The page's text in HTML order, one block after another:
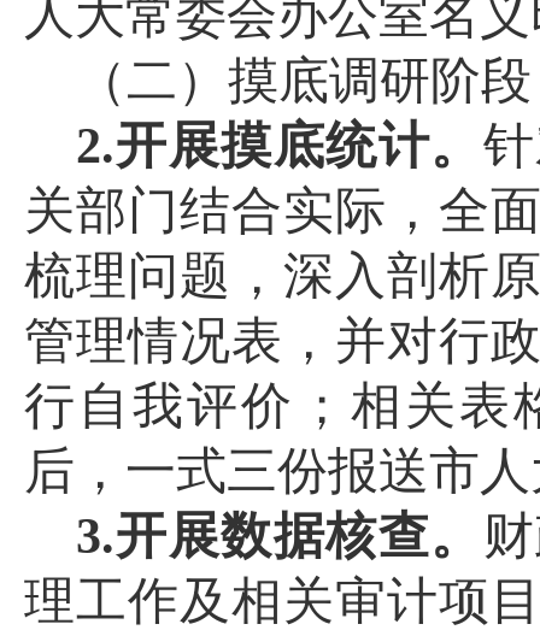
人大常委会办公室名
（二） 摸底调研阶
2.开展摸底统计。
关部门结合实际， 全
梳理问题，深入剖析
管理情况表，并对行
行自我评价； 相关表
后，一式三份报送市
3.开展数据核查。
理工作及相关审计项